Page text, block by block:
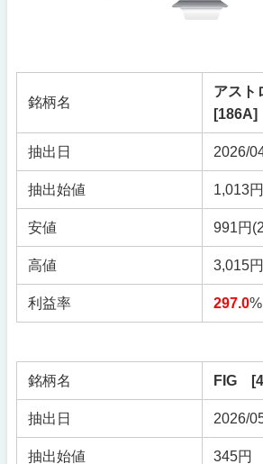
銘柄名
アスト
[186A]
抽出日 2026/
抽出始値 1,013円
安値 991円
高値 3,015
利益率 297.0%
銘柄名 FIG
抽出日 2026/
抽出始値 345円